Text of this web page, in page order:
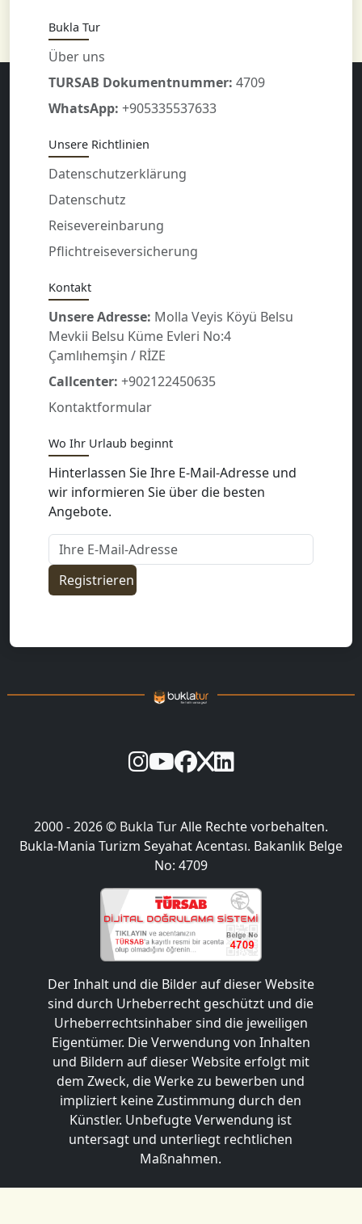
Bukla Tur
Über uns
TURSAB Dokumentnummer: 4709
WhatsApp: +905335537633
Unsere Richtlinien
Datenschutzerklärung
Datenschutz
Reisevereinbarung
Pflichtreiseversicherung
Kontakt
Unsere Adresse: Molla Veyis Köyü Belsu
Mevkii Belsu Küme Evleri No:4
Çamlıhemşin / RİZE
Callcenter: +902122450635
Kontaktformular
Wo Ihr Urlaub beginnt
Hinterlassen Sie Ihre E-Mail-Adresse und
wir informieren Sie über die besten
Angebote.
Ihre E-Mail-Adresse
Registrieren
2000 - 2026 © Bukla TurAlle Rechte vorbehalten.
Bukla-Mania Turizm Seyahat Acentası. Bakanlık Belge
No: 4709
Der Inhalt und die Bilder auf dieser Website
sind durch Urheberrecht geschützt und die
Urheberrechtsinhaber sind die jeweiligen
Eigentümer. Die Verwendung von Inhalten
und Bildern auf dieser Website erfolgt mit
dem Zweck, die Werke zu bewerben und
impliziert keine Zustimmung durch den
Künstler. Unbefugte Verwendung ist
untersagt und unterliegt rechtlichen
Maßnahmen.